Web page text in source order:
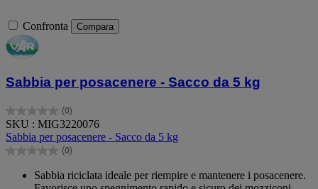
Confronta Compara
Sabbia per posacenere - Sacco da 5 kg
(0)
0.0
su
5
stelle.
SKU : MIG3220076
Sabbia per posacenere - Sacco da 5 kg
(0)
0.0
Sabbia riciclata ideale per riempire e mantenere i posacenere.